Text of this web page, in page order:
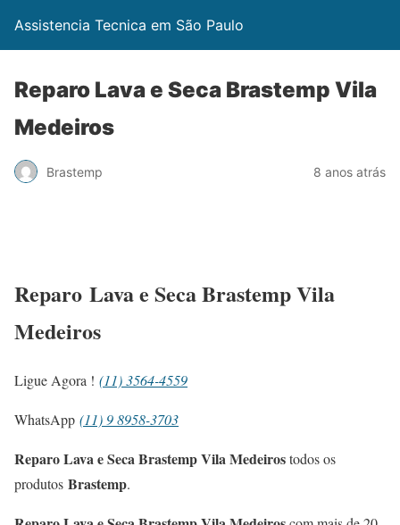
Assistencia Tecnica em São Paulo
Reparo Lava e Seca Brastemp Vila
Medeiros
Brastemp 8 anos atrás
Reparo Lava e Seca Brastemp Vila
Medeiros
Ligue Agora ! (11) 3564-4559
WhatsApp (11) 9 8958-3703
Reparo Lava e Seca Brastemp Vila Medeirostodos os
produtos Brastemp.